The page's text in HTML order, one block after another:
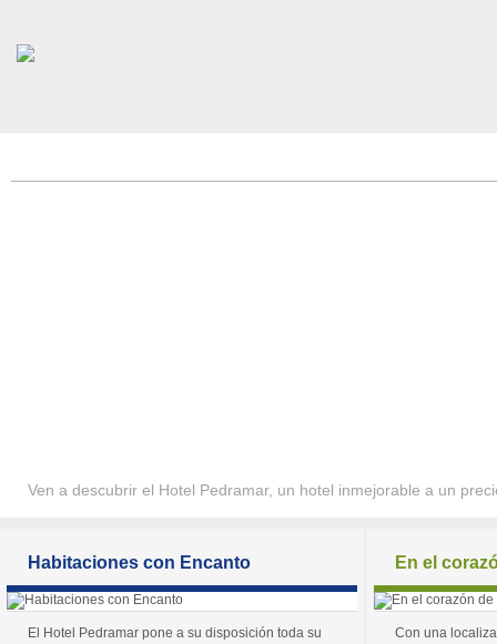
Ven a descubrir el Hotel Pedramar, un hotel inmejorable a un
Habitaciones con Encanto
El Hotel Pedramar pone a su disposición toda su
En el
Con una